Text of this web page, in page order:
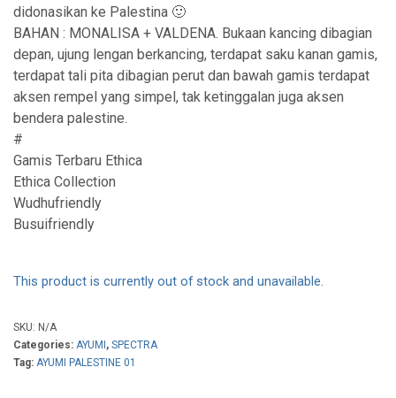
didonasikan ke Palestina 🙂
BAHAN : MONALISA + VALDENA. Bukaan kancing dibagian
depan, ujung lengan berkancing, terdapat saku kanan gamis,
terdapat tali pita dibagian perut dan bawah gamis terdapat
aksen rempel yang simpel, tak ketinggalan juga aksen
bendera palestine.
#
Gamis Terbaru Ethica
Ethica Collection
Wudhufriendly
Busuifriendly
This product is currently out of stock and unavailable.
SKU: N/A
Categories: AYUMI , SPECTRA
Tag: AYUMI PALESTINE 01